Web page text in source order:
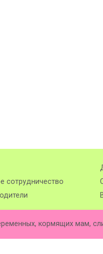
сотрудничество
кормящих мам,